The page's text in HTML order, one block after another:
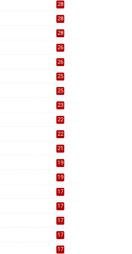
28
28
28
26
26
25
25
23
22
22
21
19
19
17
17
17
17
17